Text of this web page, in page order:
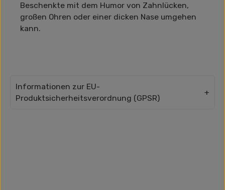
Beschenkte mit dem Humor von Zahnlücken,
großen Ohren oder einer dicken Nase umgehen
kann.
Informationen zur EU-
Produktsicherheitsverordnung (GPSR)